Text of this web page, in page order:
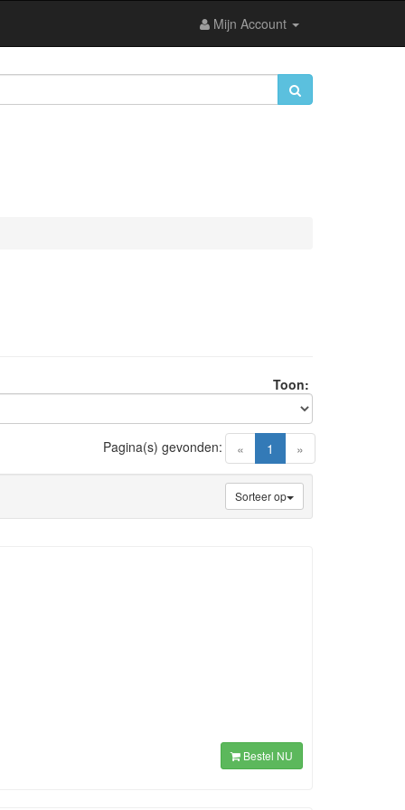
Mijn Account
Toon:
« 1 (current)
»
Pagina(s) gevonden:
Sorteer op
Bestel NU